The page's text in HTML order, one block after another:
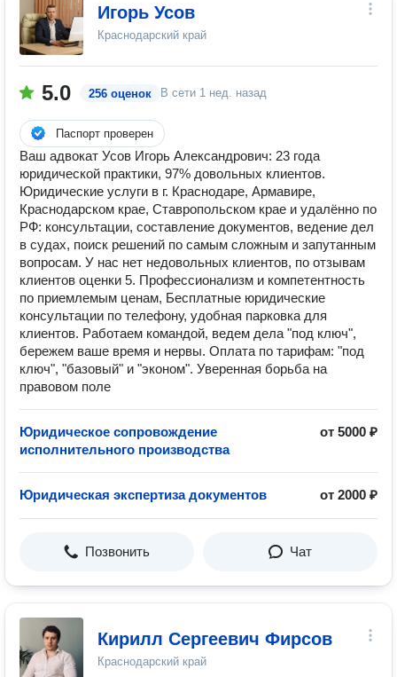
Игорь Усов
Краснодарский край
5.0 256 оценок В сети 1 нед. назад
Паспорт проверен
Ваш адвокат Усов Игорь Александрович: 23 года
юридической практики, 97% довольных клиентов.
Юридические услуги в г. Краснодаре, Армавире,
Краснодарском крае, Ставропольском крае и удалённо по
РФ: консультации, составление документов, ведение дел
в судах, поиск решений по самым сложным и запутанным
вопросам. У нас нет недовольных клиентов, по отзывам
клиентов оценки 5. Профессионализм и компетентность
по приемлемым ценам, Бесплатные юридические
консультации по телефону, удобная парковка для
клиентов. Работаем командой, ведем дела "под ключ",
бережем ваше время и нервы. Оплата по тарифам: "под
ключ", "базовый" и "эконом". Уверенная борьба на
правовом поле
Юридическое сопровождение
исполнительного производства
от 5000 ₽
Юридическая экспертиза документов от 2000 ₽
Позвонить Чат
Кирилл Сергеевич Фирсов
Краснодарский край